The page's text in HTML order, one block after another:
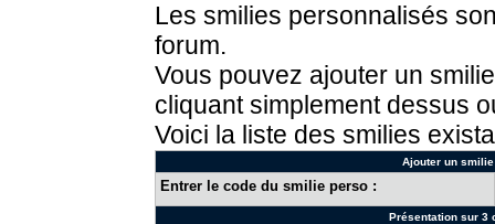
Les smilies personnalisés
forum.
Vous pouvez ajouter un
cliquant simplement dessus
Voici la liste des smilies
Ajouter un
Entrer le code du smilie perso :
Présentation sur 3